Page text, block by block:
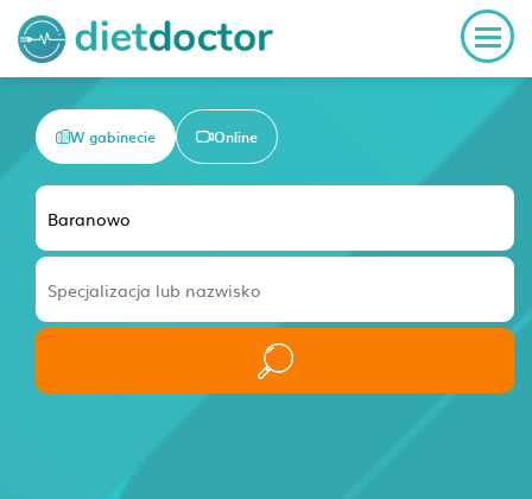
W gabinecie Online